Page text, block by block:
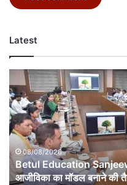
Latest
Betul
Education
Sanjeevani
Project:
बैतूल
को
शिक्षा
और
आजीविका
08/08/2026
Betul Education
आजीविका का मॉडल बनाने की